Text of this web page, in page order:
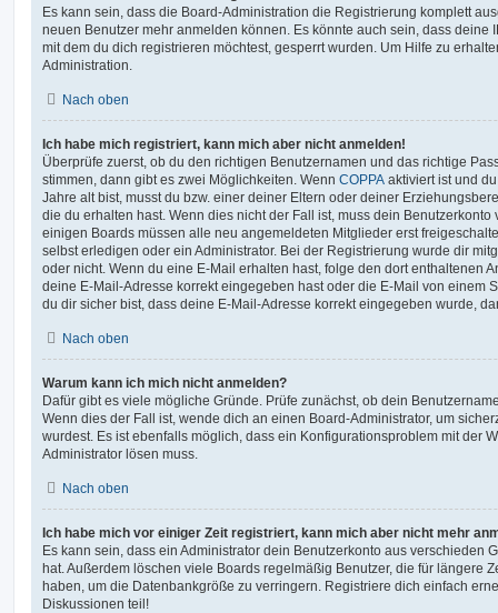
Es kann sein, dass die Board-Administration die Registrierung komplett
neuen Benutzer mehr anmelden können. Es könnte auch sein, dass deine
mit dem du dich registrieren möchtest, gesperrt wurden. Um Hilfe zu
Administration.
Nach oben
Ich habe mich registriert, kann mich aber nicht anmelden!
Überprüfe zuerst, ob du den richtigen Benutzernamen und das richtige
stimmen, dann gibt es zwei Möglichkeiten. Wenn COPPA aktiviert ist und
Jahre alt bist, musst du bzw. einer deiner Eltern oder deiner
die du erhalten hast. Wenn dies nicht der Fall ist, muss dein
einigen Boards müssen alle neu angemeldeten Mitglieder erst
selbst erledigen oder ein Administrator. Bei der Registrierung wurde dir
oder nicht. Wenn du eine E-Mail erhalten hast, folge den dort enthaltenen
deine E-Mail-Adresse korrekt eingegeben hast oder die E-Mail von einem
du dir sicher bist, dass deine E-Mail-Adresse korrekt eingegeben wurde,
Nach oben
Warum kann ich mich nicht anmelden?
Dafür gibt es viele mögliche Gründe. Prüfe zunächst, ob dein
Wenn dies der Fall ist, wende dich an einen Board-Administrator, um
wurdest. Es ist ebenfalls möglich, dass ein Konfigurationsproblem mit der
Administrator lösen muss.
Nach oben
Ich habe mich vor einiger Zeit registriert, kann mich aber nicht mehr
Es kann sein, dass ein Administrator dein Benutzerkonto aus verschieden
hat. Außerdem löschen viele Boards regelmäßig Benutzer, die für längere
haben, um die Datenbankgröße zu verringern. Registriere dich einfach
Diskussionen teil!